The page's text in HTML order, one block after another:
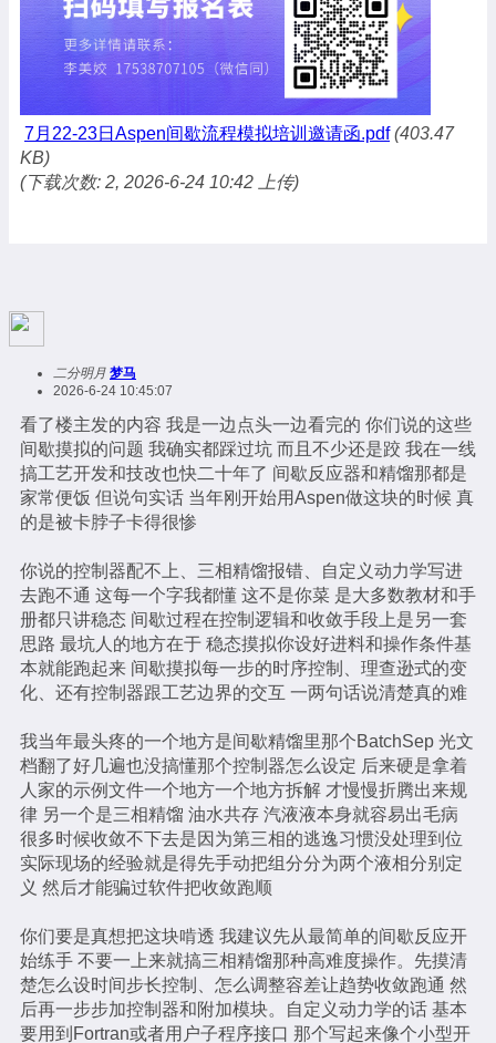
7月22-23日Aspen间歇流程模拟培训邀请函.pdf (403.47
KB)
(下载次数: 2, 2026-6-24 10:42 上传)
二分明月 梦马
2026-6-24 10:45:07
看了楼主发的内容 我是一边点头一边看完的 你们说的这些
间歇摸拟的问题 我确实都踩过坑 而且不少还是跤 我在一线
搞工艺开发和技改也快二十年了 间歇反应器和精馏那都是
家常便饭 但说句实话 当年刚开始用Aspen做这块的时候 真
的是被卡脖子卡得很惨
你说的控制器配不上、三相精馏报错、自定义动力学写进
去跑不通 这每一个字我都懂 这不是你菜 是大多数教材和手
册都只讲稳态 间歇过程在控制逻辑和收敛手段上是另一套
思路 最坑人的地方在于 稳态摸拟你设好进料和操作条件基
本就能跑起来 间歇摸拟每一步的时序控制、理查逊式的变
化、还有控制器跟工艺边界的交互 一两句话说清楚真的难
我当年最头疼的一个地方是间歇精馏里那个BatchSep 光文
档翻了好几遍也没搞懂那个控制器怎么设定 后来硬是拿着
人家的示例文件一个地方一个地方拆解 才慢慢折腾出来规
律 另一个是三相精馏 油水共存 汽液液本身就容易出毛病
很多时候收敛不下去是因为第三相的逃逸习惯没处理到位
实际现场的经验就是得先手动把组分分为两个液相分别定
义 然后才能骗过软件把收敛跑顺
你们要是真想把这块啃透 我建议先从最简单的间歇反应开
始练手 不要一上来就搞三相精馏那种高难度操作。先摸清
楚怎么设时间步长控制、怎么调整容差让趋势收敛跑通 然
后再一步步加控制器和附加模块。自定义动力学的话 基本
要用到Fortran或者用户子程序接口 那个写起来像个小型开